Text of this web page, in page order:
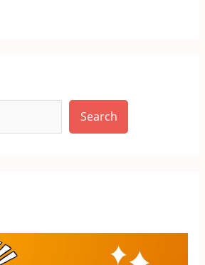
Search